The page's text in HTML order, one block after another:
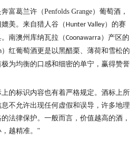
富葛兰许（Penfolds Grange）葡萄酒，
美。来自猎人谷（ Hunter Valley）的赛
南澳州库纳瓦拉（Coonawarra ）产区的
）红葡萄酒更是以黑醋栗、薄荷和雪松的
为均衡的口感和细密的单宁，赢得赞誉
的标识内容也有着严格规定。酒标上所
不允许出现任何虚假和误导，许多地理
法律保护。一般而言，价值越高的酒，
越精准。 "